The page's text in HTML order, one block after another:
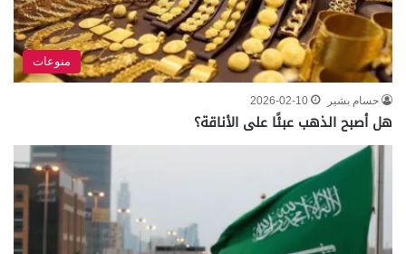
منوعات
حسام بشير 2026-02-10
هل أصبح الذهب عبئًا على الأناقة؟